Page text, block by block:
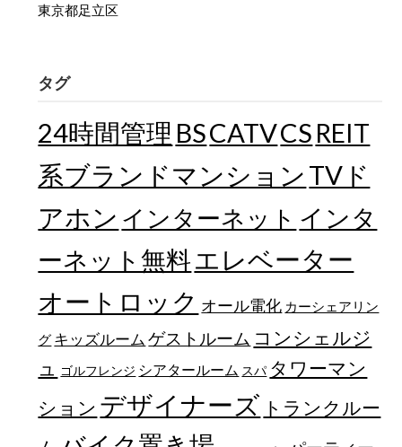
東京都足立区
タグ
24時間管理 BSCATVCS REIT
系ブランドマンション TVド
アホン インターネット インタ
ーネット無料エレベーター
オートロック オール電化 カーシェアリン
グ キッズルーム ゲストルーム コンシェルジ
ュ
ゴルフレンジ シアタールーム スパ タワーマン
ション デザイナーズ トランクルー